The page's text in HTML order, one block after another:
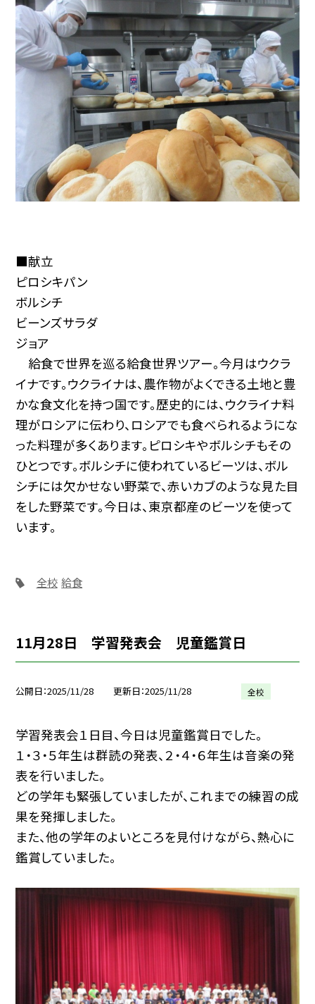
■献立
ピロシキパン
ボルシチ
ビーンズサラダ
ジョア
給食で世界を巡る給食世界ツアー。今月はウクラ
イナです。ウクライナは、農作物がよくできる土地と豊
かな食文化を持つ国です。歴史的には、ウクライナ料
理がロシアに伝わり、ロシアでも食べられるようにな
った料理が多くあります。ピロシキやボルシチもその
ひとつです。ボルシチに使われているビーツは、ボル
シチには欠かせない野菜で、赤いカブのような見た目
をした野菜です。今日は、東京都産のビーツを使って
います。
全校 給食
11月28日 学習発表会 児童鑑賞日
公開日 2025/11/28 更新日 2025/11/28 全校
学習発表会１日目、今日は児童鑑賞日でした。
１・３・５年生は群読の発表、２・４・６年生は音楽の発
表を行いました。
どの学年も緊張していましたが、これまでの練習の成
果を発揮しました。
また、他の学年のよいところを見付けながら、熱心に
鑑賞していました。